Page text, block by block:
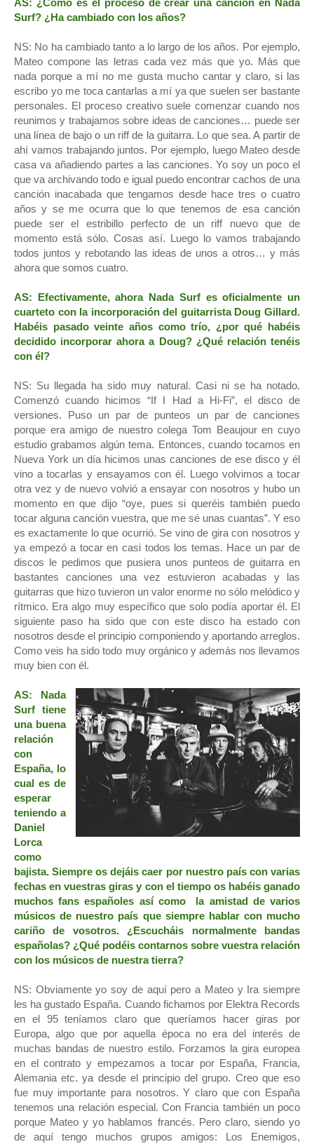
AS: ¿Cómo es el proceso de crear una canción en Nada
Surf? ¿Ha cambiado con los años?
NS: No ha cambiado tanto a lo largo de los años. Por ejemplo,
Mateo compone las letras cada vez más que yo. Más que
nada porque a mí no me gusta mucho cantar y claro, si las
escribo yo me toca cantarlas a mí ya que suelen ser bastante
personales. El proceso creativo suele comenzar cuando nos
reunimos y trabajamos sobre ideas de canciones… puede ser
una línea de bajo o un riff de la guitarra. Lo que sea. A partir de
ahí vamos trabajando juntos. Por ejemplo, luego Mateo desde
casa va añadiendo partes a las canciones. Yo soy un poco el
que va archivando todo e igual puedo encontrar cachos de una
canción inacabada que tengamos desde hace tres o cuatro
años y se me ocurra que lo que tenemos de esa canción
puede ser el estribillo perfecto de un riff nuevo que de
momento está sólo. Cosas así. Luego lo vamos trabajando
todos juntos y rebotando las ideas de unos a otros… y más
ahora que somos cuatro.
AS: Efectivamente, ahora Nada Surf es oficialmente un
cuarteto con la incorporación del guitarrista Doug Gillard.
Habéis pasado veinte años como trío, ¿por qué habéis
decidido incorporar ahora a Doug? ¿Qué relación tenéis
con él?
NS: Su llegada ha sido muy natural. Casi ni se ha notado.
Comenzó cuando hicimos “If I Had a Hi-Fi”, el disco de
versiones. Puso un par de punteos un par de canciones
porque era amigo de nuestro colega Tom Beaujour en cuyo
estudio grabamos algún tema. Entonces, cuando tocamos en
Nueva York un día hicimos unas canciones de ese disco y él
vino a tocarlas y ensayamos con él. Luego volvimos a tocar
otra vez y de nuevo volvió a ensayar con nosotros y hubo un
momento en que dijo “oye, pues si queréis también puedo
tocar alguna canción vuestra, que me sé unas cuantas”. Y eso
es exactamente lo que ocurrió. Se vino de gira con nosotros y
ya empezó a tocar en casi todos los temas. Hace un par de
discos le pedimos que pusiera unos punteos de guitarra en
bastantes canciones una vez estuvieron acabadas y las
guitarras que hizo tuvieron un valor enorme no sólo melódico y
rítmico. Era algo muy específico que solo podía aportar él. El
siguiente paso ha sido que con este disco ha estado con
nosotros desde el principio componiendo y aportando arreglos.
Como veis ha sido todo muy orgánico y además nos llevamos
muy bien con él.
AS: Nada
Surf tiene
una buena
relación
con
España, lo
cual es de
esperar
teniendo a
Daniel
Lorca
como
bajista. Siempre os dejáis caer por nuestro país con varias
fechas en vuestras giras y con el tiempo os habéis ganado
muchos fans españoles así como la amistad de varios
músicos de nuestro país que siempre hablar con mucho
cariño de vosotros. ¿Escucháis normalmente bandas
españolas? ¿Qué podéis contarnos sobre vuestra relación
con los músicos de nuestra tierra?
NS: Obviamente yo soy de aquí pero a Mateo y Ira siempre
les ha gustado España. Cuando fichamos por Elektra Records
en el 95 teníamos claro que queríamos hacer giras por
Europa, algo que por aquella época no era del interés de
muchas bandas de nuestro estilo. Forzamos la gira europea
en el contrato y empezamos a tocar por España, Francia,
Alemania etc. ya desde el principio del grupo. Creo que eso
fue muy importante para nosotros. Y claro que con España
tenemos una relación especial. Con Francia también un poco
porque Mateo y yo hablamos francés. Pero claro, siendo yo
de aquí tengo muchos grupos amigos: Los Enemigos,